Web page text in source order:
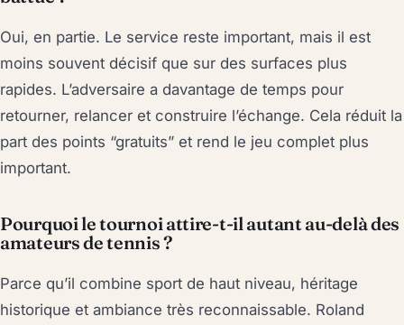
Oui, en partie. Le service reste important, mais il est
moins souvent décisif que sur des surfaces plus
rapides. L’adversaire a davantage de temps pour
retourner, relancer et construire l’échange. Cela réduit la
part des points “gratuits” et rend le jeu complet plus
important.
Pourquoi le tournoi attire-t-il autant au-delà des
amateurs de tennis ?
Parce qu’il combine sport de haut niveau, héritage
historique et ambiance très reconnaissable. Roland